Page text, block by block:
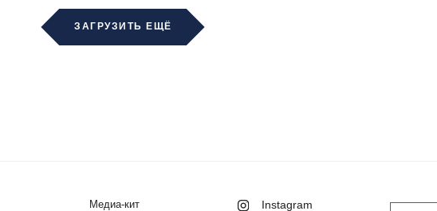
ЗАГРУЗИТЬ ЕЩЁ
Медиа-кит Instagram